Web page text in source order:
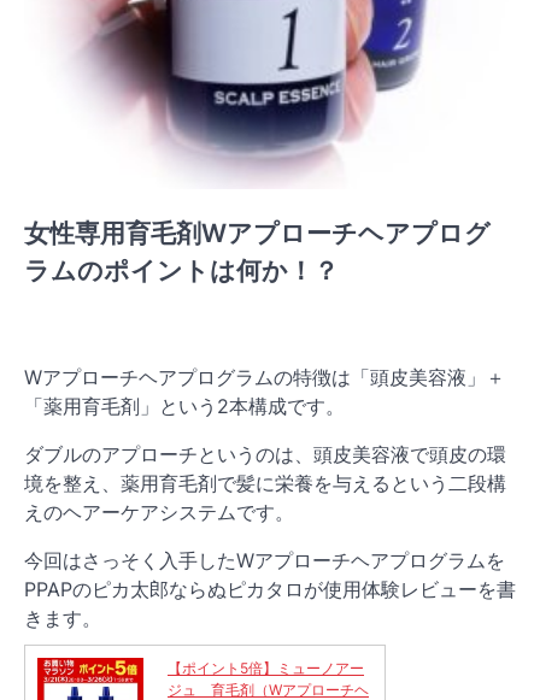
女性専用育毛剤Wアプローチヘアプログ
ラムのポイントは何か！？
Wアプローチヘアプログラムの特徴は「頭皮美容液」＋
「薬用育毛剤」という2本構成です。
ダブルのアプローチというのは、頭皮美容液で頭皮の環
境を整え、薬用育毛剤で髪に栄養を与えるという二段構
えのヘアーケアシステムです。
今回はさっそく入手したWアプローチヘアプログラムを
PPAPのピカ太郎ならぬピカタロが使用体験レビューを書
きます。
【ポイント5倍】ミューノアー
ジュ 育毛剤（Wアプローチヘ